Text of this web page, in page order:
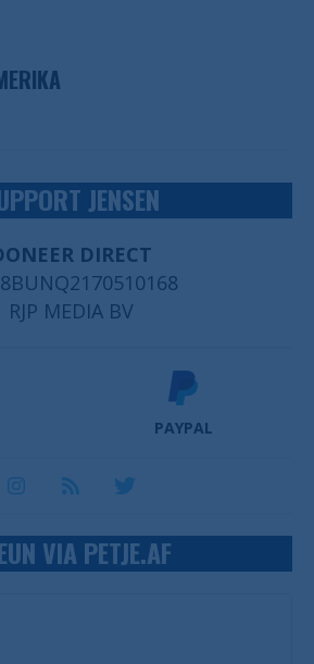
JENSEN
DIRECT
RJP MEDIA BV
PAYPAL
VIA PETJE.AF